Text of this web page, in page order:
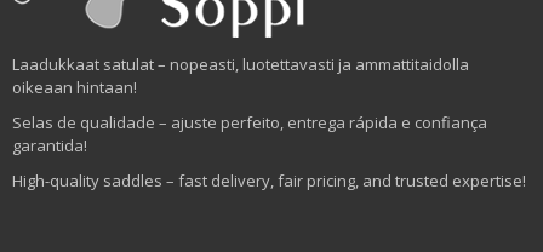
Laadukkaat satulat – nopeasti, luotettavasti ja ammattitaidolla
oikeaan hintaan!
Selas de qualidade – ajuste perfeito, entrega rápida e confiança
garantida!
High-quality saddles – fast delivery, fair pricing, and trusted expertise!